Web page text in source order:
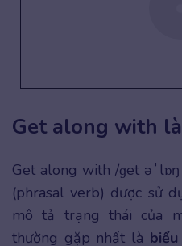
Get along with
Get along with /ɡet
(phrasal verb) được sử
mô tả trạng thái của
thường gặp nhất là